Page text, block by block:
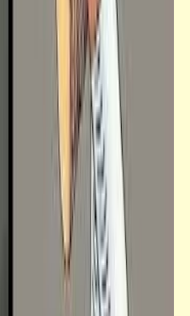
فيدراديو
فيديو سيجعلك تمتنع
والمطاعم